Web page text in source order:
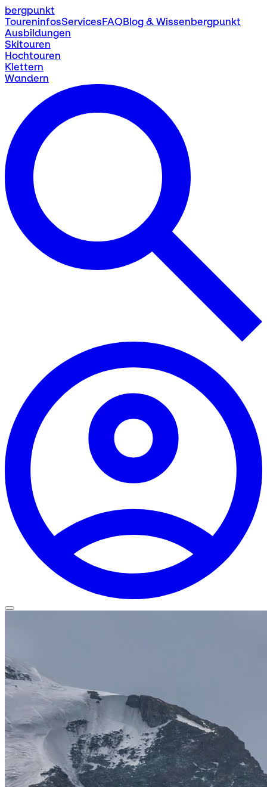
bergpunkt
ToureninfosServicesFAQBlog & Wissenbergpunkt
Ausbildungen
Skitouren
Hochtouren
Klettern
Wandern